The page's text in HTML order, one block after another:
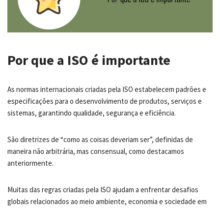
Por que a ISO é importante
As normas internacionais criadas pela ISO estabelecem padrões e
especificações para o desenvolvimento de produtos, serviços e
sistemas, garantindo qualidade, segurança e eficiência.
São diretrizes de “como as coisas deveriam ser”, definidas de
maneira não arbitrária, mas consensual, como destacamos
anteriormente.
Muitas das regras criadas pela ISO ajudam a enfrentar desafios
globais relacionados ao meio ambiente, economia e sociedade em